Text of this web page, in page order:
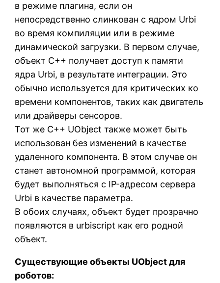
в режиме плагина, если он
непосредственно слинкован с ядром Urbi
во время компиляции или в режиме
динамической загрузки. В первом случае,
объект C++ получает доступ к памяти
ядра Urbi, в результате интеграции. Это
обычно используется для критических ко
времени компонентов, таких как двигатель
или драйверы сенсоров.
Тот же C++ UObject также может быть
использован без изменений в качестве
удаленного компонента. В этом случае он
станет автономной программой, которая
будет выполняться с IP-адресом сервера
Urbi в качестве параметра.
В обоих случаях, объект будет прозрачно
появляются в urbiscript как его родной
объект.
Существующие объекты UObject для
роботов: